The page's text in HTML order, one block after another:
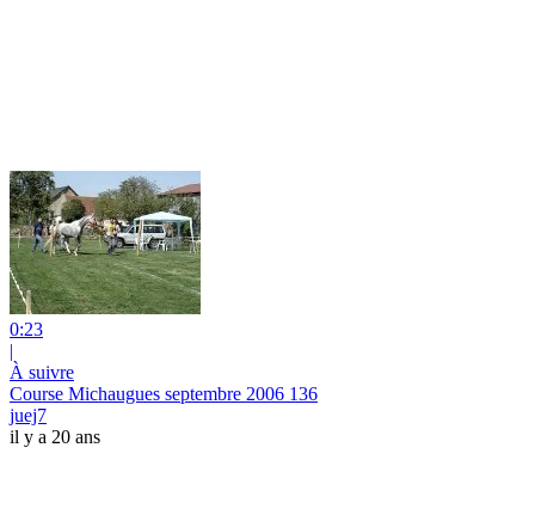
0:23
|
À suivre
Course Michaugues septembre 2006 136
juej7
il y a 20 ans